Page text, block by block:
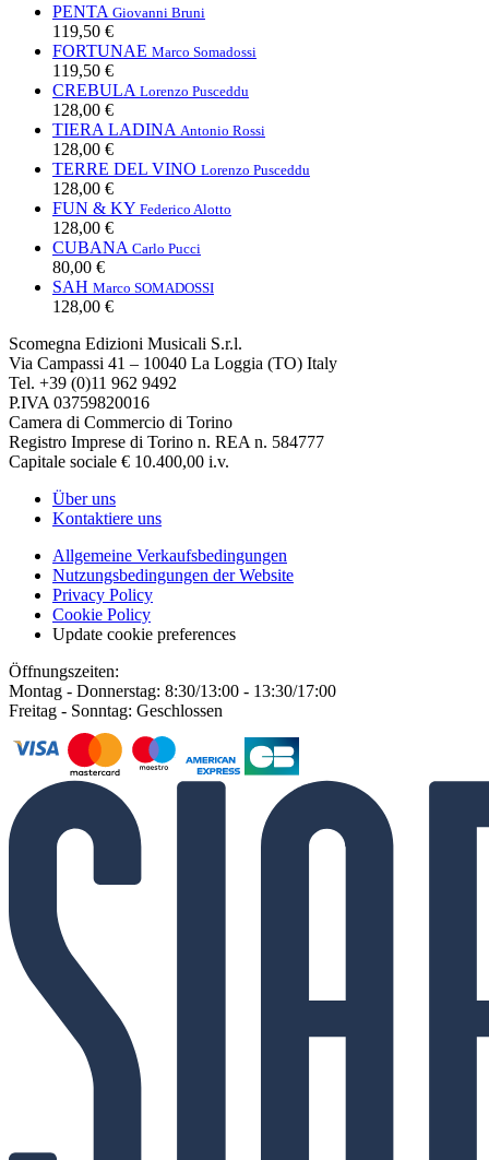
PENTA Giovanni Bruni
119,50 €
FORTUNAE Marco Somadossi
119,50 €
CREBULA Lorenzo Pusceddu
128,00 €
TIERA LADINA Antonio Rossi
128,00 €
TERRE DEL VINO Lorenzo Pusceddu
128,00 €
FUN & KY Federico Alotto
128,00 €
CUBANA Carlo Pucci
80,00 €
SAH Marco SOMADOSSI
128,00 €
Scomegna Edizioni Musicali S.r.l.
Via Campassi 41 – 10040 La Loggia (TO) Italy
Tel. +39 (0)11 962 9492
P.IVA 03759820016
Camera di Commercio di Torino
Registro Imprese di Torino n. REA n. 584777
Capitale sociale € 10.400,00 i.v.
Über uns
Kontaktiere uns
Allgemeine Verkaufsbedingungen
Nutzungsbedingungen der Website
Privacy Policy
Cookie Policy
Update cookie preferences
Öffnungszeiten:
Montag - Donnerstag: 8:30/13:00 - 13:30/17:00
Freitag - Sonntag: Geschlossen